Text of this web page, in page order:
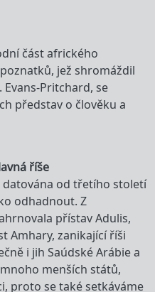
část afrického
jež shromáždil
Pritchard, se
představ o člověku a
říše
datována od třetího století
odhadnout. Z
přístav Adulis,
Amhary, zanikající říši
i jih Saúdské Arábie a
menších států,
proto se také setkáváme